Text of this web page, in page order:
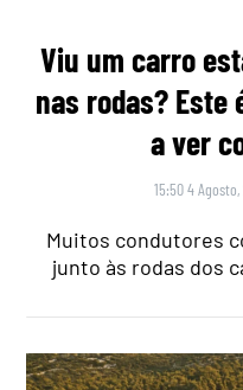
Viu um carro
nas rodas? Este
a ver
15:50 4
Muitos condutores
junto às rodas dos